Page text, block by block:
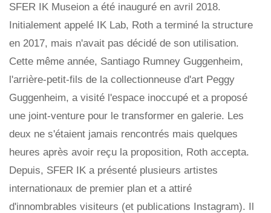
SFER IK Museion a été inauguré en avril 2018.
Initialement appelé IK Lab, Roth a terminé la structure
en 2017, mais n'avait pas décidé de son utilisation.
Cette même année, Santiago Rumney Guggenheim,
l'arrière-petit-fils de la collectionneuse d'art Peggy
Guggenheim, a visité l'espace inoccupé et a proposé
une joint-venture pour le transformer en galerie. Les
deux ne s'étaient jamais rencontrés mais quelques
heures après avoir reçu la proposition, Roth accepta.
Depuis, SFER IK a présenté plusieurs artistes
internationaux de premier plan et a attiré
d'innombrables visiteurs (et publications Instagram). Il